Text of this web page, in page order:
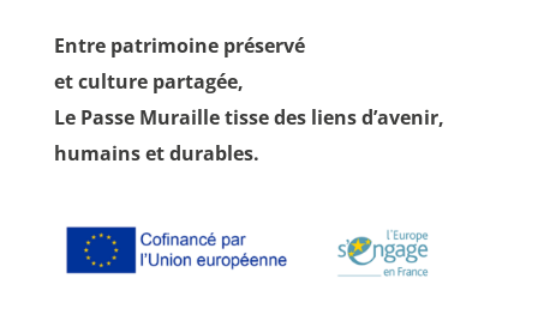
Entre patrimoine préservé
et culture partagée,
Le Passe Muraille tisse des liens d’avenir,
humains et durables.